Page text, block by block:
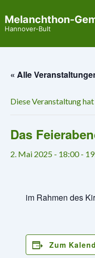
Zum
Melanchthon-
Hannover-Bult
« Alle
Diese Veranstaltung
Das
2. Mai 2025 - 18:00-
im Rahmen des
Zum